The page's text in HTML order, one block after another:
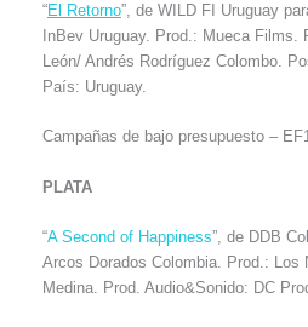
“El Retorno”, de WILD FI Uruguay
InBev Uruguay. Prod.: Mueca Films.
León/ Andrés Rodríguez Colombo.
País: Uruguay.
Campañas de bajo presupuesto –
PLATA
“A Second of Happiness”, de DDB
Arcos Dorados Colombia. Prod.: Los
Medina. Prod. Audio&Sonido: DC